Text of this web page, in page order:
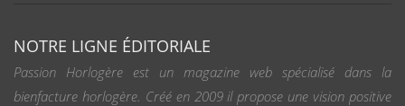
NOTRE LIGNE ÉDITORIALE
Passion Horlogère est un magazine web spécialisé dans la
bienfacture horlogère. Créé en 2009 il propose une vision positive